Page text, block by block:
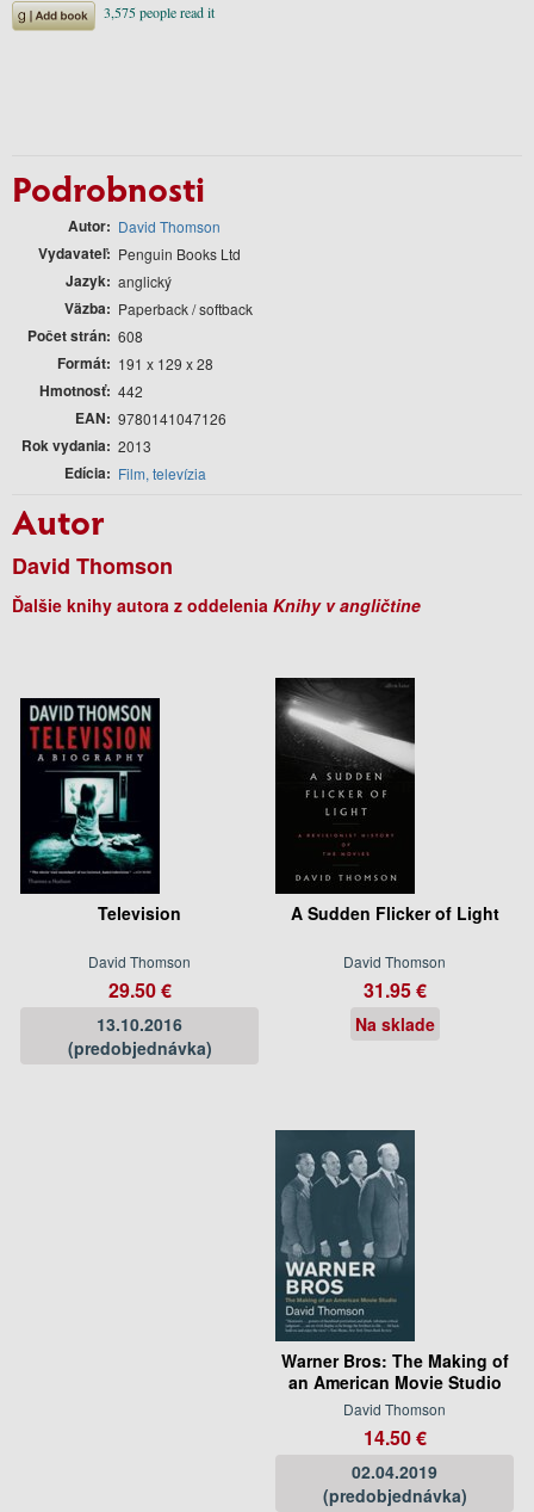
Podrobnosti
Autor David Thomson
Vydavateľ Penguin Books Ltd
Jazyk anglický
Väzba Paperback / softback
Počet strán 608
Formát 191 x 129 x 28
Hmotnosť 442
EAN 9780141047126
Rok vydania 2013
Edícia Film, televízia
Autor
David Thomson
Ďalšie knihy autora z oddelenia Knihy v angličtine
Television
David Thomson
29.50 €
13.10.2016
(predobjednávka)
A Sudden Flicker of Light
David Thomson
31.95 €
Na sklade
Warner Bros: The Making of
an American Movie Studio
David Thomson
14.50 €
02.04.2019
(predobjednávka)